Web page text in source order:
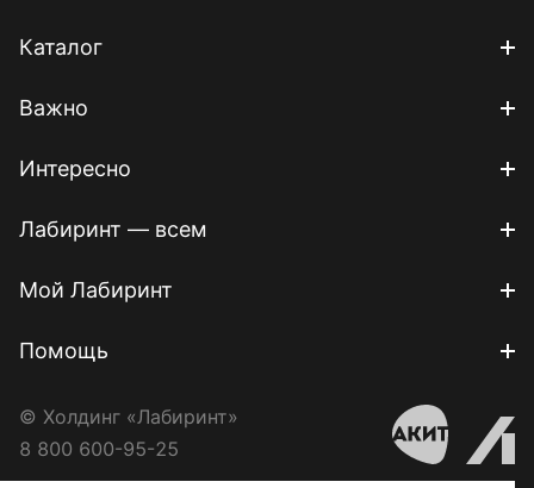
Каталог
Важно
Интересно
Лабиринт — всем
Мой Лабиринт
Помощь
© Холдинг «Лабиринт»
8 800 600-95-25